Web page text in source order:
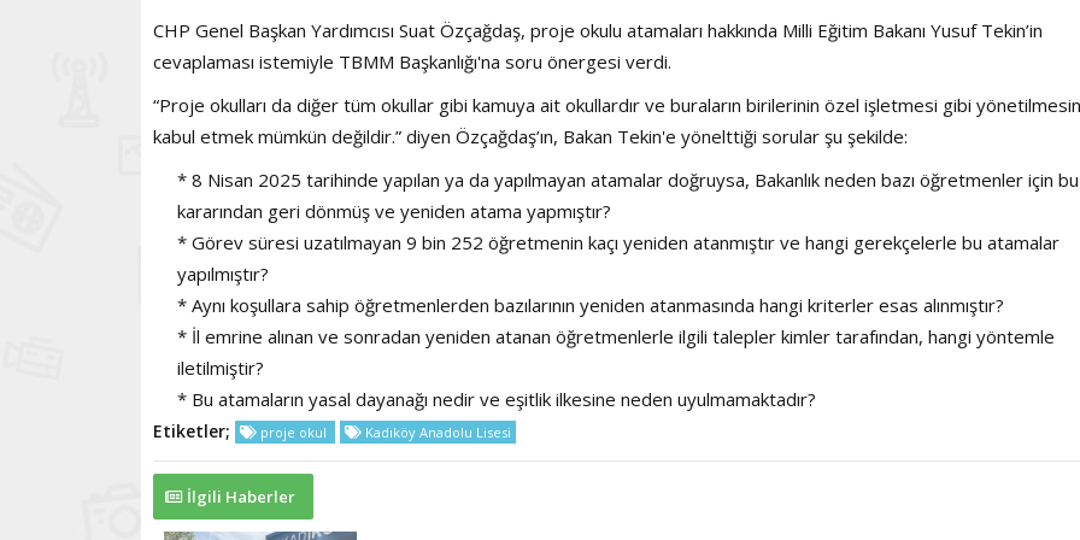
CHP Genel Başkan Yardımcısı Suat Özçağdaş, proje okulu atamaları hakkında Milli Eğitim Bakanı Yusuf Tekin’in
cevaplaması istemiyle TBMM Başkanlığı'na soru önergesi verdi.
“Proje okulları da diğer tüm okullar gibi kamuya ait okullardır ve buraların birilerinin özel işletmesi gibi
kabul etmek mümkün değildir.” diyen Özçağdaş’ın, Bakan Tekin'e yönelttiği sorular şu şekilde:
* 8 Nisan 2025 tarihinde yapılan ya da yapılmayan atamalar doğruysa, Bakanlık neden bazı öğretmenler için bu
kararından geri dönmüş ve yeniden atama yapmıştır?
* Görev süresi uzatılmayan 9 bin 252 öğretmenin kaçı yeniden atanmıştır ve hangi gerekçelerle bu atamalar
yapılmıştır?
* Aynı koşullara sahip öğretmenlerden bazılarının yeniden atanmasında hangi kriterler esas alınmıştır?
* İl emrine alınan ve sonradan yeniden atanan öğretmenlerle ilgili talepler kimler tarafından, hangi yöntemle
iletilmiştir?
* Bu atamaların yasal dayanağı nedir ve eşitlik ilkesine neden uyulmamaktadır?
Etiketler; proje okul Kadıköy Anadolu Lisesi
İlgili Haberler